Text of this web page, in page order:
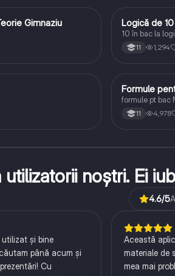
Gimnaziu Logică
Logică de 10
10 în bac la
11 1,294
Matematică
Formule
formule pt bac
11 4,978
utilizatorii noștri. Ei
4.6/5
și bine
până acum și
Cu
Această
materiale de
mea mai